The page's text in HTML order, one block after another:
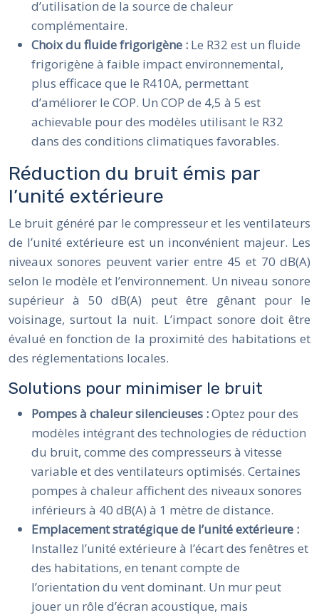
d’utilisation de la source de chaleur
complémentaire.
Choix du fluide frigorigène : Le R32 est un fluide
frigorigène à faible impact environnemental,
plus efficace que le R410A, permettant
d’améliorer le COP. Un COP de 4,5 à 5 est
achievable pour des modèles utilisant le R32
dans des conditions climatiques favorables.
Réduction du bruit émis par
l’unité extérieure
Le bruit généré par le compresseur et les ventilateurs
de l’unité extérieure est un inconvénient majeur. Les
niveaux sonores peuvent varier entre 45 et 70 dB(A)
selon le modèle et l’environnement. Un niveau sonore
supérieur à 50 dB(A) peut être gênant pour le
voisinage, surtout la nuit. L’impact sonore doit être
évalué en fonction de la proximité des habitations et
des réglementations locales.
Solutions pour minimiser le bruit
Pompes à chaleur silencieuses :Optez pour des
modèles intégrant des technologies de réduction
du bruit, comme des compresseurs à vitesse
variable et des ventilateurs optimisés. Certaines
pompes à chaleur affichent des niveaux sonores
inférieurs à 40 dB(A) à 1 mètre de distance.
Emplacement stratégique de l’unité extérieure :
Installez l’unité extérieure à l’écart des fenêtres et
des habitations, en tenant compte de
l’orientation du vent dominant. Un mur peut
jouer un rôle d’écran acoustique, mais